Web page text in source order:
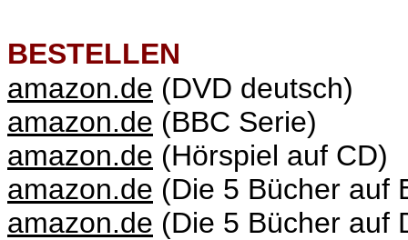
BESTELLEN
amazon.de (DVD deutsch)
amazon.de (BBC Serie)
amazon.de (Hörspiel auf CD)
amazon.de (Die 5 Bücher auf
amazon.de (Die 5 Bücher auf